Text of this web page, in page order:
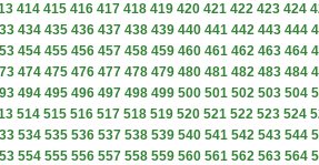
414 415 416 417 418 419 420 421 422 423 424
434 435 436 437 438 439 440 441 442 443 444
454 455 456 457 458 459 460 461 462 463 464
474 475 476 477 478 479 480 481 482 483 484
494 495 496 497 498 499 500 501 502 503 504
514 515 516 517 518 519 520 521 522 523 524
534 535 536 537 538 539 540 541 542 543 544
554 555 556 557 558 559 560 561 562 563 564